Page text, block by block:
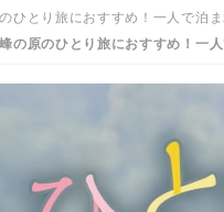
ひとり旅におすすめ！一人で泊
の原のひとり旅におすすめ！一